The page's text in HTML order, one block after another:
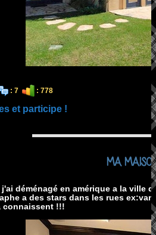
: 7 : 778
et participe !
MA
déménagé en amérique a la ville
a des stars dans les rues
connaissent !!!